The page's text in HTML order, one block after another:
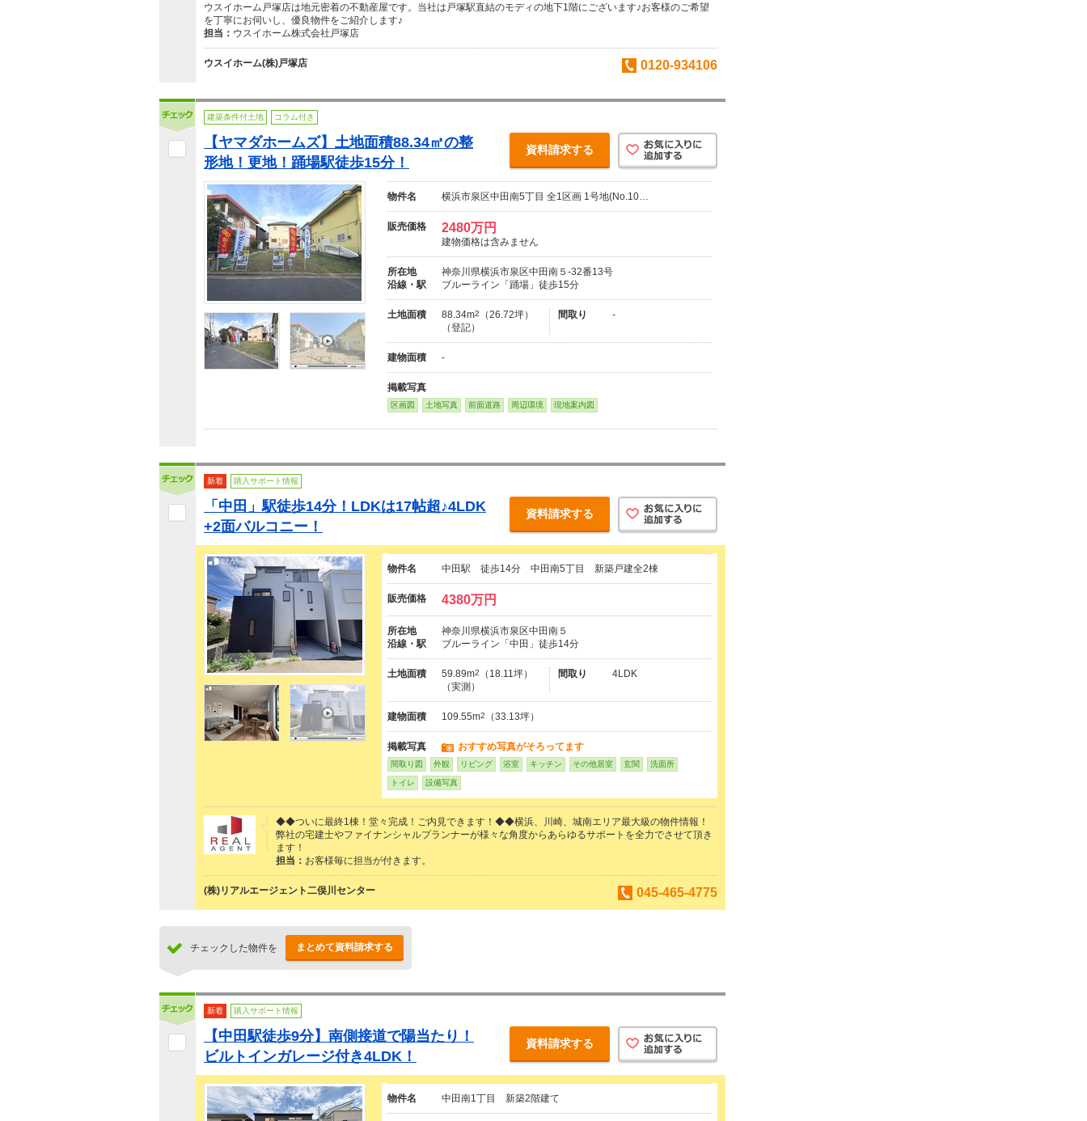
ウスイホーム戸塚店は地元密着の不動産屋です。当社は戸塚駅直結のモディの地下1階にございます♪お客様のご希望
を丁寧にお伺いし、優良物件をご紹介します♪
担当： ウスイホーム株式会社戸塚店
ウスイホーム(株)戸塚店 0120-934106
建築条件付土地 コラム付き
【ヤマダホームズ】土地面積88.34㎡の整
形地！更地！踊場駅徒歩15分！
資料請求する
物件名 横浜市泉区中田南5丁目 全1区画 1号地(No.10…
販売価格 2480万円
建物価格は含みません
所在地
神奈川県横浜市泉区中田南５-32番13号
沿線・駅
ブルーライン「踊場」徒歩15分
土地面積 88.34m2
（26.72坪）
（登記）
間取り -
建物面積 -
掲載写真
区画図 土地写真 前面道路 周辺環境 現地案内図
新着 購入サポート情報
「中田」駅徒歩14分！LDKは17帖超♪4LDK
+2面バルコニー！
資料請求する
物件名 中田駅 徒歩14分 中田南5丁目 新築戸建全2棟
販売価格 4380万円
所在地
神奈川県横浜市泉区中田南５
沿線・駅
ブルーライン「中田」徒歩14分
土地面積 59.89m2
（18.11坪）
（実測）
間取り 4LDK
建物面積 109.55m2 （33.13坪）
掲載写真 おすすめ写真がそろってます
間取り図 外観 リビング 浴室 キッチン その他居室 玄関 洗面所
トイレ 設備写真
◆◆ついに最終1棟！堂々完成！ご内見できます！◆◆横浜、川崎、城南エリア最大級の物件情報！
弊社の宅建士やファイナンシャルプランナーが様々な角度からあらゆるサポートを全力でさせて頂き
ます！
担当： お客様毎に担当が付きます。
(株)リアルエージェント二俣川センター 045-465-4775
チェックした物件を まとめて資料請求する
新着 購入サポート情報
【中田駅徒歩9分】南側接道で陽当たり！
ビルトインガレージ付き4LDK！
資料請求する
物件名 中田南1丁目 新築2階建て